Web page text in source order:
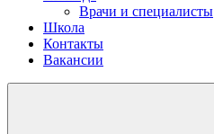
Врачи и специалисты
Школа
Контакты
Вакансии